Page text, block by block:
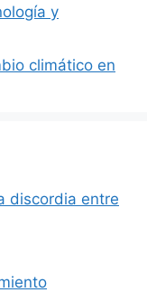
y
climático en
discordia entre